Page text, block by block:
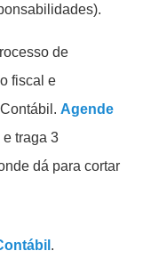
de
fiscal e
Agende
e traga 3
dá para cortar
.